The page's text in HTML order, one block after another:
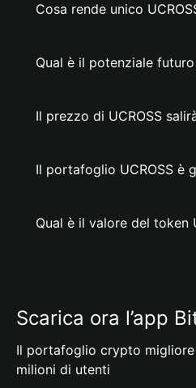
Cosa rende unico
Qual è il potenziale futuro
Il prezzo di UCROSS
Il portafoglio UCROSS è
Qual è il valore del token
Scarica ora l’app
Il portafoglio crypto
milioni di utenti